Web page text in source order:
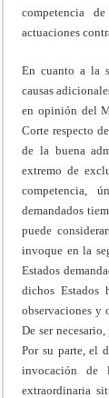
competencia
actuaciones
En cuanto a la
causas
en opinión del
Corte respecto
de la buena
extremo de
competencia,
demandados
puede
invoque en la
Estados
dichos Estados
observaciones y
De ser
Por su parte, el
invocación de
extraordinaria